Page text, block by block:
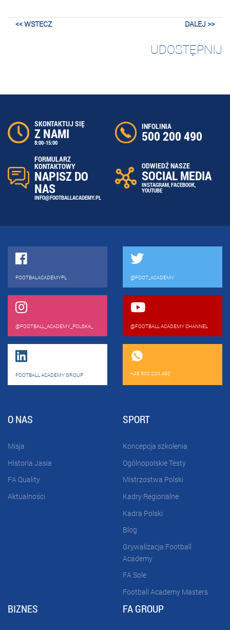
<< WSTECZ DALEJ >>
UDOSTĘPNIJ
SKONTAKTUJ SIĘ
Z NAMI
8:00-15:00
INFOLINIA
500 200 490
FORMULARZ
KONTAKTOWY
NAPISZ DO
NAS
INFO@FOOTBALLACADEMY.PL
ODWIEDŹ NASZE
SOCIAL MEDIA
INSTAGRAM,FACEBOOK,
YOUTUBE
FOOTBALACADEMYPL @FOOT_ACADEMY
@FOOTBALL_ACADEMY_POLSKA_ @FOOTBALL ACADEMY CHANNEL
FOOTBALL ACADEMY GROUP +48 500 200 490
O NAS
Misja
Historia Jasia
FA Quality
Aktualności
SPORT
Koncepcja szkolenia
Ogólnopolskie Testy
Mistrzostwa Polski
Kadry Regionalne
Kadra Polski
Blog
Grywalizacja Football
Academy
FA Sole
Football Academy Masters
BIZNES FA GROUP